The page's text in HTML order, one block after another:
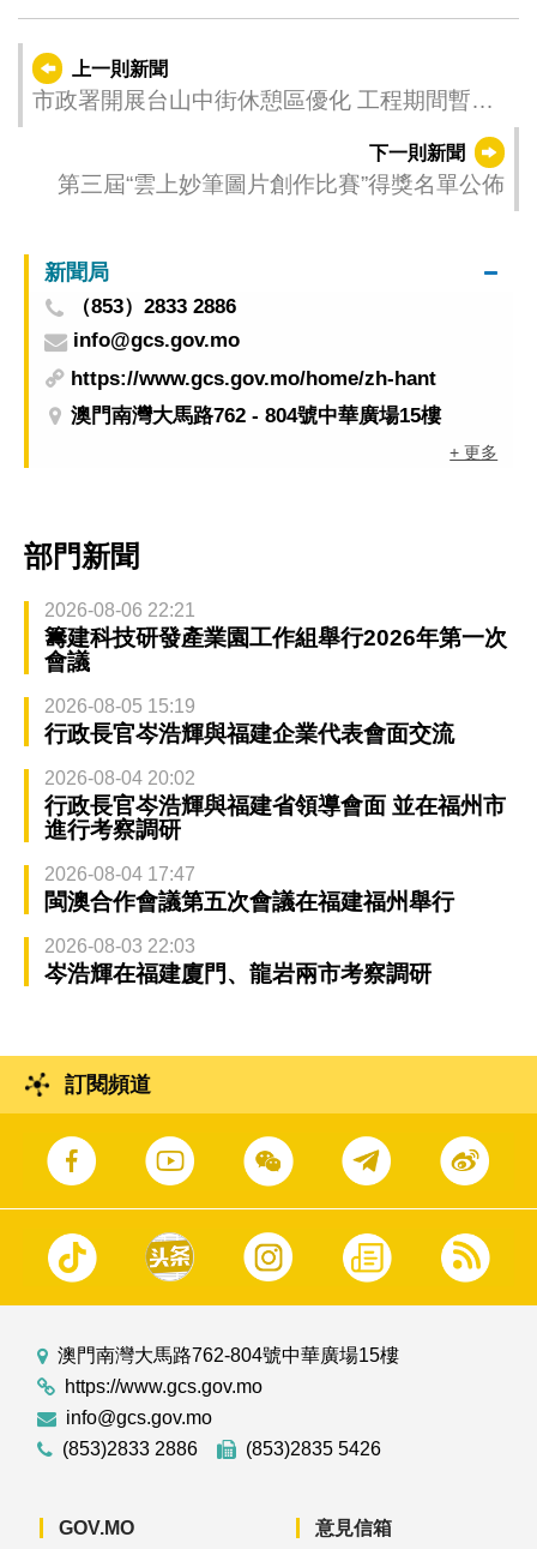
上一則新聞
市政署開展台山中街休憩區優化 工程期間暫停
下一則新聞
第三屆“雲上妙筆圖片創作比賽”得獎名單公佈
新聞局
（853）2833 2886
info@gcs.gov.mo
https://www.gcs.gov.mo/home/zh-hant
澳門南灣大馬路762 - 804號中華廣場15樓
+ 更多
部門新聞
2026-08-06 22:21
籌建科技研發產業園工作組舉行2026年第一次
會議
2026-08-05 15:19
行政長官岑浩輝與福建企業代表會面交流
2026-08-04 20:02
行政長官岑浩輝與福建省領導會面 並在福州市
進行考察調研
2026-08-04 17:47
閩澳合作會議第五次會議在福建福州舉行
2026-08-03 22:03
岑浩輝在福建廈門、龍岩兩市考察調研
訂閱頻道
澳門南灣大馬路762-804號中華廣場15樓
https://www.gcs.gov.mo
info@gcs.gov.mo
(853)2833 2886
(853)2835 5426
GOV.MO 意見信箱